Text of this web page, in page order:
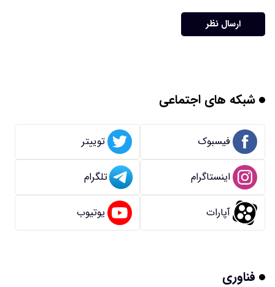
ارسال نظر
شبکه های اجتماعی
فیسبوک توییتر
اینستاگرام تلگرام
آپارات یوتیوب
فناوری